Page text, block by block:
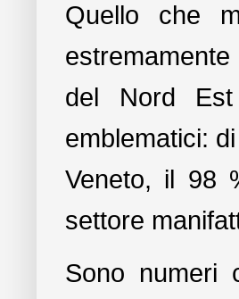
Quello che
del Nord
emblematici:
Veneto, il 98
settore
Sono numeri